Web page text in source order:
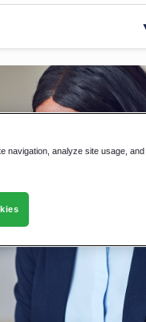
navigation, analyze site usage,